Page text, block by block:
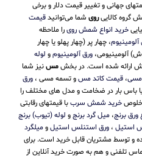
جهانی و تغییر قیمت دلار و برخی
گروه کالاییروی شما می‌توانیدقیمت
خرید انواع شمش رویرا ملاحظه
، چهار پر (چهار پهلو یا چهار
ورق آلومینیومو لوله
ارائه شده است. در بخشمسنیز شما
مسی، قیمت کاتد مسو تسمه مسی ، ورق
باس بار در ضخامت و مدل های مختلف را
خلوصخرید شمش سرببا قیمتهای رقابتی
ورق برنج، میل گرد برنجو لوله (تیوب) برنج
استیل ، ورق استنلس استیلومیلگرد
و توسط مشتریان قابل خرید است. برای
تلفنی و هم به صورت خرید آنلاین از